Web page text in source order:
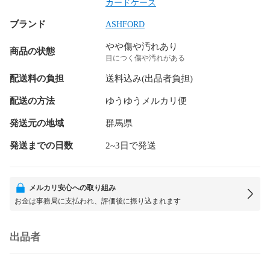
カードケース
ブランド ASHFORD
商品の状態 やや傷や汚れあり
目につく傷や汚れがある
配送料の負担 送料込み(出品者負担)
配送の方法 ゆうゆうメルカリ便
発送元の地域 群馬県
発送までの日数 2~3日で発送
メルカリ安心への取り組み
お金は事務局に支払われ、評価後に振り込まれます
出品者